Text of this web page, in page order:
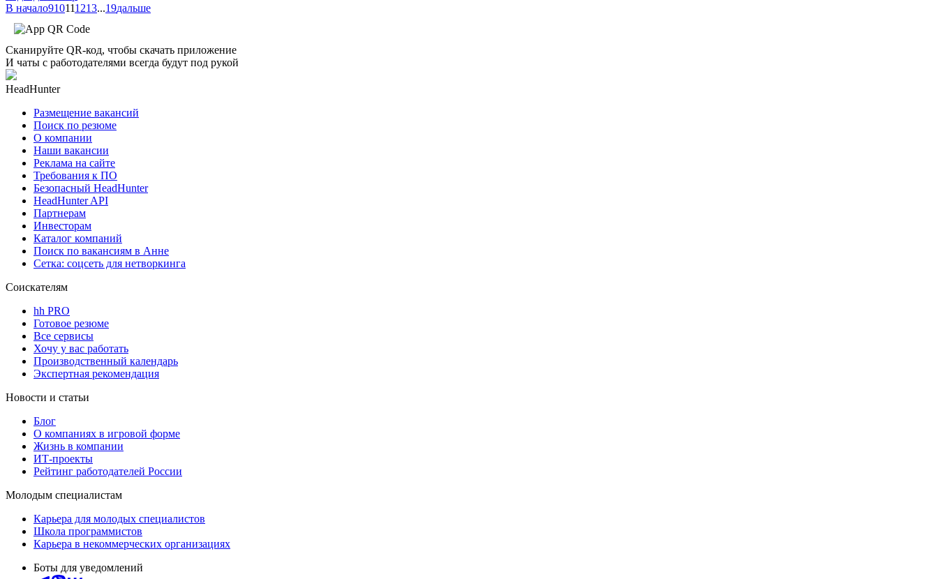
В начало910111213...19дальше
Сканируйте QR-код, чтобы скачать приложение
И чаты с работодателями всегда будут под рукой
HeadHunter
Размещение вакансий
Поиск по резюме
О компании
Наши вакансии
Реклама на сайте
Требования к ПО
Безопасный HeadHunter
HeadHunter API
Партнерам
Инвесторам
Каталог компаний
Поиск по вакансиям в Анне
Сетка: соцсеть для нетворкинга
Соискателям
hh PRO
Готовое резюме
Все сервисы
Хочу у вас работать
Производственный календарь
Экспертная рекомендация
Новости и статьи
Блог
О компаниях в игровой форме
Жизнь в компании
ИТ-проекты
Рейтинг работодателей России
Молодым специалистам
Карьера для молодых специалистов
Школа программистов
Карьера в некоммерческих организациях
Боты для уведомлений